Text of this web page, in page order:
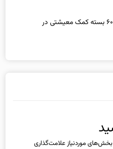
بخش‌های موردنیاز علامت‌گذاری